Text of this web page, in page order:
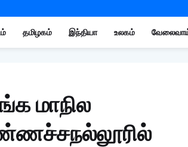
தமிழகம் இந்தியா உலகம்
மாநில